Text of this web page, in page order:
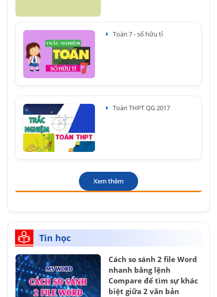
Toán 7 - số hữu tỉ
Toán THPT QG 2017
Xem thêm
Tin học
Cách so sánh 2 file Word
nhanh bằng lệnh
Compare để tìm sự khác
biệt giữa 2 văn bản